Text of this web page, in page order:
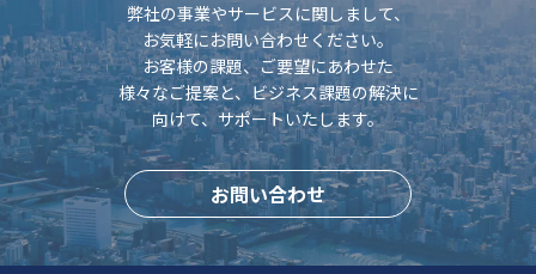
弊社の事業やサービスに関しまして、
お気軽にお問い合わせください。
お客様の課題、ご要望にあわせた
様々なご提案と、ビジネス課題の解決に
向けて、サポートいたします。
お問い合わせ